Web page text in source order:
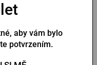
aby vám bylo
potvrzením.